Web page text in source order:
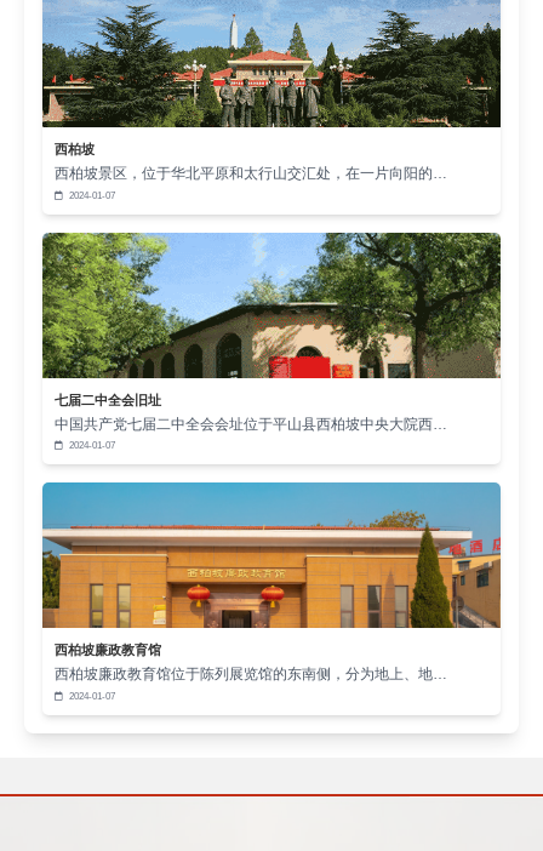
狼牙山之行不仅是一次红色教育，更是一次医疗
服务创新的探索。河北医科大学第三医院骨科党总支
以“党建引领践初心，骨医仁术暖燕赵”为品牌，组织
医护团队深入革命圣地，为当地群众提供关节疾病诊
断、健康宣教及上门服务。这种将优质医疗资源下沉
的实践，体现了“兵民是胜利之本”的群众路线精神。
活动中，医护团队通过测量血压、血糖，普及关
节养护知识，并现场示范康复锻炼技巧。对于行动不
便的老人，团队还提供入户健康查体服务。这种“人民
至上、生命至上”的责任担当，为新时代党建与业务融
红色教育的长效价值与未来展望
西柏坡红色教育基地通过创新培训模式，构建
例如，“红蓝融合”教学法入选全国干部教育创新案例
库，干部成长档案大数据平台的建立，进一步提升了
培训成果转化效率。
未来，红色教育需与干部日常工作紧密结合。通
过开展“青蓝工程”“学说比作”等活动，促进干部在实践
中持续成长。这种长效培养机制不仅提升业务能力，
西柏坡
西柏坡景区，位于华北平原和太行山交汇处，在一片向阳的…
2024-01-07
七届二中全会旧址
中国共产党七届二中全会会址位于平山县西柏坡中央大院西…
2024-01-07
西柏坡廉政教育馆
西柏坡廉政教育馆位于陈列展览馆的东南侧，分为地上、地…
2024-01-07